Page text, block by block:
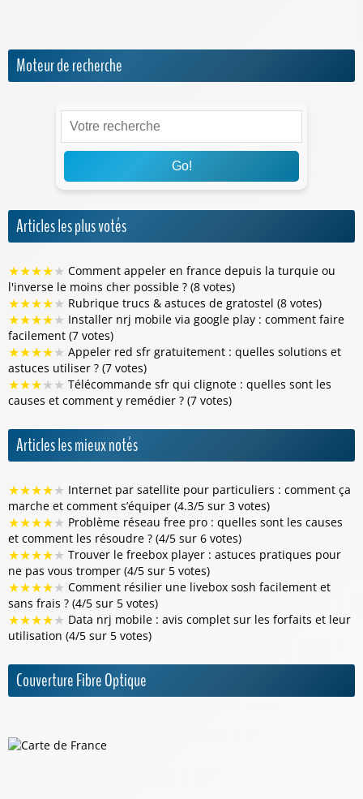
Moteur de recherche
Go!
Articles les plus votés
★★★★★ Comment appeler en france depuis la turquie ou
l'inverse le moins cher possible ? (8 votes)
★★★★★ Rubrique trucs & astuces de gratostel (8 votes)
★★★★★ Installer nrj mobile via google play : comment faire
facilement (7 votes)
★★★★★ Appeler red sfr gratuitement : quelles solutions et
astuces utiliser ? (7 votes)
★★★★★ Télécommande sfr qui clignote : quelles sont les
causes et comment y remédier ? (7 votes)
Articles les mieux notés
★★★★★ Internet par satellite pour particuliers : comment ça
marche et comment s’équiper (4.3/5 sur 3 votes)
★★★★★ Problème réseau free pro : quelles sont les causes
et comment les résoudre ? (4/5 sur 6 votes)
★★★★★ Trouver le freebox player : astuces pratiques pour
ne pas vous tromper (4/5 sur 5 votes)
★★★★★ Comment résilier une livebox sosh facilement et
sans frais ? (4/5 sur 5 votes)
★★★★★ Data nrj mobile : avis complet sur les forfaits et leur
utilisation (4/5 sur 5 votes)
Couverture Fibre Optique